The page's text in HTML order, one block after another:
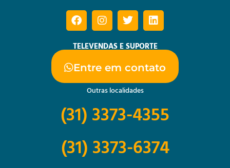
TELEVENDAS E SUPORTE
Entre em contato
Outras localidades
(31) 3373-4355
(31) 3373-6374